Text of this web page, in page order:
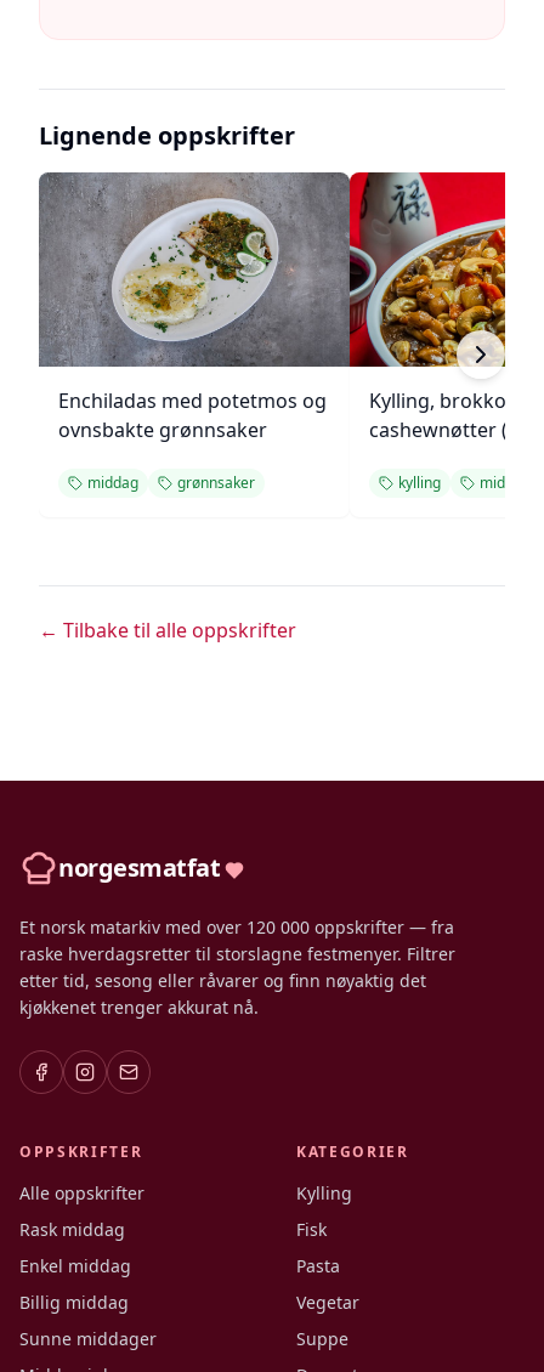
Lignende oppskrifter
Enchiladas med potetmos og
ovnsbakte grønnsaker
middag grønnsaker
Kylling, brokkoli og
cashewnøtter
kylling middag
← Tilbake til alle oppskrifter
norgesmatfat
Et norsk matarkiv med over 120 000 oppskrifter — fra
raske hverdagsretter til storslagne festmenyer. Filtrer
etter tid, sesong eller råvarer og finn nøyaktig det
kjøkkenet trenger akkurat nå.
OPPSKRIFTER
Alle oppskrifter
Rask middag
Enkel middag
Billig middag
Sunne middager
KATEGORIER
Kylling
Fisk
Pasta
Vegetar
Suppe